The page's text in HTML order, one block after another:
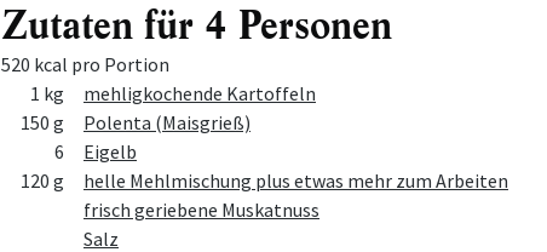
Zutaten für 4 Personen
520 kcal pro Portion
MengeZutat
1 kg
mehligkochende Kartoffeln
150 g
Polenta (Maisgrieß)
6
Eigelb
120 g
helle Mehlmischung plus etwas mehr zum Arbeiten
frisch geriebene Muskatnuss
Salz